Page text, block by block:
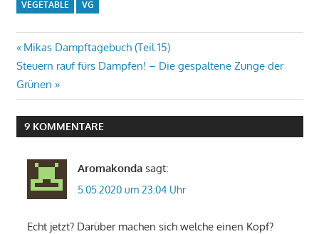
VEGETABLE
VG
Beitrags-
Navigation
Vorheriger
Beitrag:
Mikas Dampftagebuch (Teil 15)
Nächster
Beitrag:
Steuern rauf fürs Dampfen! – Die gespaltene Zunge der
Grünen
9 KOMMENTARE
Aromakonda sagt:
5.05.2020 um 23:04 Uhr
Echt jetzt? Darüber machen sich welche einen Kopf?